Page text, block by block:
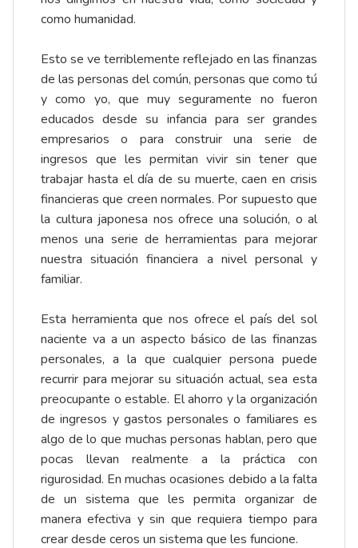
como humanidad.
Esto se ve terriblemente reflejado en las finanzas
de las personas del común, personas que como tú
y como yo, que muy seguramente no fueron
educados desde su infancia para ser grandes
empresarios o para construir una serie de
ingresos que les permitan vivir sin tener que
trabajar hasta el día de su muerte, caen en crisis
financieras que creen normales. Por supuesto que
la cultura japonesa nos ofrece una solución, o al
menos una serie de herramientas para mejorar
nuestra situación financiera a nivel personal y
familiar.
Esta herramienta que nos ofrece el país del sol
naciente va a un aspecto básico de las finanzas
personales, a la que cualquier persona puede
recurrir para mejorar su situación actual, sea esta
preocupante o estable. El ahorro y la organización
de ingresos y gastos personales o familiares es
algo de lo que muchas personas hablan, pero que
pocas llevan realmente a la práctica con
rigurosidad. En muchas ocasiones debido a la falta
de un sistema que les permita organizar de
manera efectiva y sin que requiera tiempo para
crear desde ceros un sistema que les funcione.